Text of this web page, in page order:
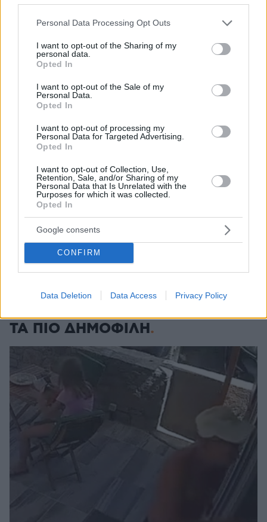
Please note that this website/app uses one or more Google
not limited to your visit or usage behaviour. You may click to
grant or deny consent to Google and its third-party tags to
use your data for below specified purposes in below Google
consent section.
Personal Data Processing Opt Outs
I want to opt-out of the Sharing of my
personal data.
Opted In
I want to opt-out of the Sale of my
Personal Data.
Opted In
I want to opt-out of processing my
Personal Data for Targeted Advertising.
Opted In
I want to opt-out of Collection, Use,
Retention, Sale, and/or Sharing of my
Personal Data that Is Unrelated with the
Purposes for which it was collected.
Opted In
Google consents
CONFIRM
Data Deletion Data Access Privacy Policy
ΔΕΘ: «Ανέβηκε» ο διαγωνισμός των 165 εκατ. ευρώ για
τη μεγάλη ανάπλαση, δείτε φωτογραφίες
«Νόμιζα ότι ήταν νεκρός»: Η απίστευτη ιστορία του
Μπάρνεϊ, του παπαγάλου που εκλάπη το 2017 και
ξαναβρήκε την οικογένειά του 9 χρόνια μετά
Ομάδα Ρώσων χάκερ που συνδέεται με το Κρεμλίνο
πίσω από πλαστό βίντεο για την παραίτηση του Μερτς
πριν 20 λεπτά
Οι απογευματινές βουτιές της Μαρίας Σολωμού στη
θάλασσα: Σκέφτεστε τίποτα καλύτερο; έγραψε
πριν 25 λεπτά
Μπαρτσελόνα: Ακύρωσε φιλικό παιχνίδι στο Μαρόκο
λόγω της κρίσης στη Θέουτα
ΔΕΙΤΕ ΟΛΕΣ ΤΙΣ ΕΙΔΗΣΕΙΣ
ΤΑ ΠΙΟ ΔΗΜΟΦΙΛΗ